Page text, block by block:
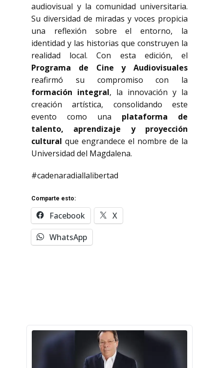
audiovisual y la comunidad universitaria.
Su diversidad de miradas y voces propicia
una reflexión sobre el entorno, la
identidad y las historias que construyen la
realidad local. Con esta edición, el
Programa de Cine y Audiovisuales
reafirmó su compromiso con la
formación integral, la innovación y la
creación artística, consolidando este
evento como una plataforma de
talento, aprendizaje y proyección
cultural que engrandece el nombre de la
Universidad del Magdalena.
#cadenaradiallalibertad
Comparte esto:
Facebook
X
WhatsApp